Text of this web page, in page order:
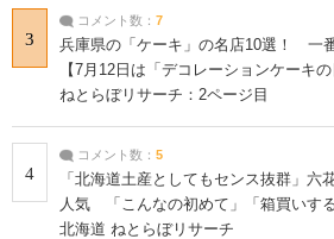
3
コメント数： 7
兵庫県の「ケーキ」の名店10選！ 一
【7月12日は「デコレーションケーキ
ねとらぼリサーチ：2ページ目
4
コメント数： 5
「北海道土産としてもセンス抜群」六
人気 「こんなの初めて」「箱買いす
北海道 ねとらぼリサーチ